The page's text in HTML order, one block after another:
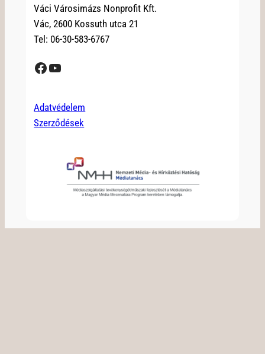
Váci Városimázs Nonprofit Kft.
Vác, 2600 Kossuth utca 21
Tel: 06-30-583-6767
Facebook YouTube
Adatvédelem
Szerződések